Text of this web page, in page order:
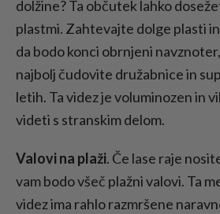
dolžine? Ta občutek lahko
plastmi. Zahtevajte dolge plasti
da bodo konci obrnjeni
najbolj čudovite družabnice in
letih. Ta videz je voluminozen in
videti s stranskim delom.
Valovi na plaži. Če lase raje
vam bodo všeč plažni valovi. Ta
videz ima rahlo razmršene